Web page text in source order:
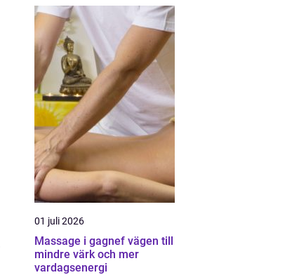
01 juli 2026
Massage i gagnef vägen till
mindre värk och mer
vardagsenergi